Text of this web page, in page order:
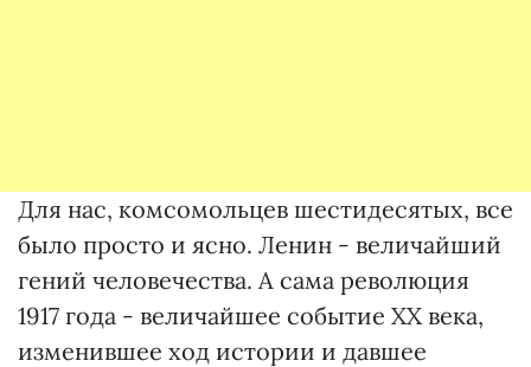
Для нас, комсомольцев шестидесятых, все
было просто и ясно. Ленин - величайший
гений человечества. А сама революция
1917 года - величайшее событие ХХ века,
изменившее ход истории и давшее